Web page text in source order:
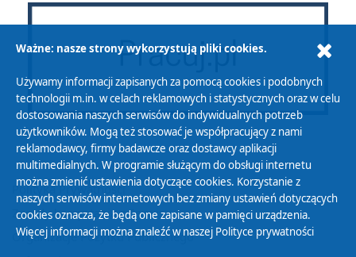
Polityka Prywatności
Zasady korzystania z Serwisu
Organizacje Pożytku Publicznego
Ważne: nasze strony wykorzystują pliki cookies.
Używamy informacji zapisanych za pomocą cookies i podobnych
technologii m.in. w celach reklamowych i statystycznych oraz w celu
dostosowania naszych serwisów do indywidualnych potrzeb
użytkowników. Mogą też stosować je współpracujący z nami
reklamodawcy, firmy badawcze oraz dostawcy aplikacji
multimedialnych. W programie służącym do obsługi internetu
można zmienić ustawienia dotyczące cookies. Korzystanie z
naszych serwisów internetowych bez zmiany ustawień dotyczących
cookies oznacza, że będą one zapisane w pamięci urządzenia.
Więcej informacji można znaleźć w naszej Polityce prywatności